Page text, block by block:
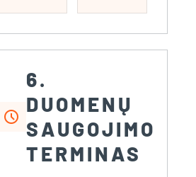
schedule
6.
DUOMENŲ
SAUGOJIMO
TERMINAS